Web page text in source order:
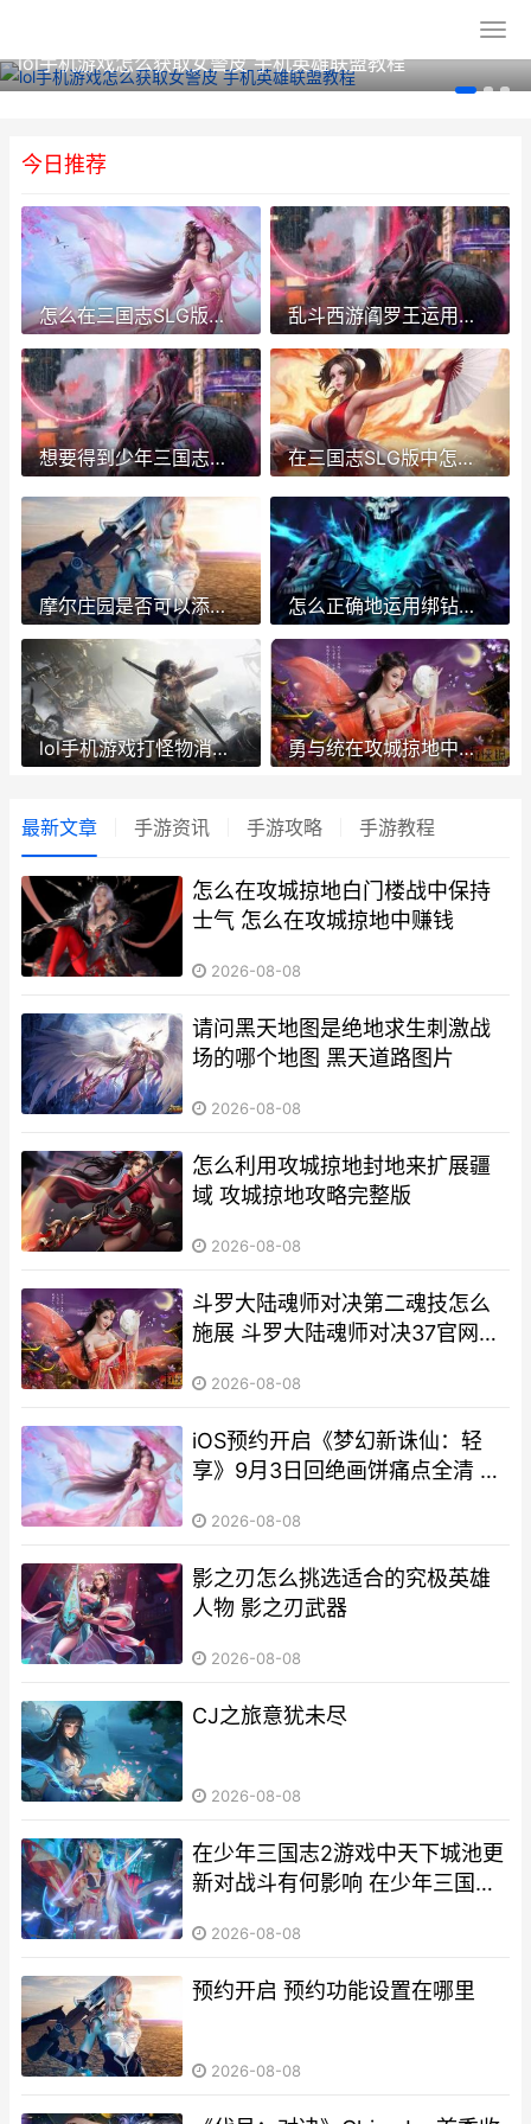
lol手机游戏怎么获取女警皮 手机英雄联盟教程
今日推荐
怎么在三国志SLG版中攻略性地挑选主将 怎样玩三国志 乱斗西游阎罗王运用的经文有哪些效果 乱斗西游人物大全
想要得到少年三国志金将之魂有何方式 少年想要得山田 在三国志SLG版中怎么获得到张角这个人物 手机游戏 三国志
摩尔庄园是否可以添加更多的灶台 摩尔庄园可以干啥 怎么正确地运用绑钻来更新全民奇迹中的翅膀 如何才能使用
lol手机游戏打怪物消耗体力吗 手机玩lol手游 勇与统在攻城掠地中的作用怎么体现 攻城掠地勇高没有用
最新文章 手游资讯 手游攻略 手游教程
怎么在攻城掠地白门楼战中保持
士气 怎么在攻城掠地中赚钱
2026-08-08
请问黑天地图是绝地求生刺激战
场的哪个地图 黑天道路图片
2026-08-08
怎么利用攻城掠地封地来扩展疆
域 攻城掠地攻略完整版
2026-08-08
斗罗大陆魂师对决第二魂技怎么
施展 斗罗大陆魂师对决37官网下
2026-08-08
iOS预约开启《梦幻新诛仙：轻
享》9月3日回绝画饼痛点全清 光
2026-08-08
影之刃怎么挑选适合的究极英雄
人物 影之刃武器
2026-08-08
CJ之旅意犹未尽
2026-08-08
在少年三国志2游戏中天下城池更
新对战斗有何影响 在少年三国志
2026-08-08
预约开启 预约功能设置在哪里
2026-08-08